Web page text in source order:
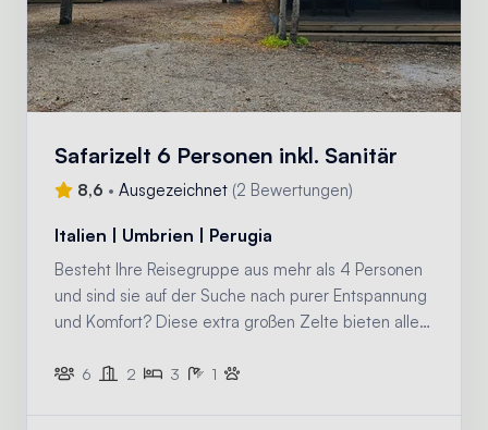
Safarizelt 6 Personen inkl. Sanitär
8,6 • Ausgezeichnet (2 Bewertungen)
Italien | Umbrien | Perugia
Besteht Ihre Reisegruppe aus mehr als 4 Personen
und sind sie auf der Suche nach purer Entspannung
und Komfort? Diese extra großen Zelte bieten alles,
ganze Familie brauchen!
6 2 3 1